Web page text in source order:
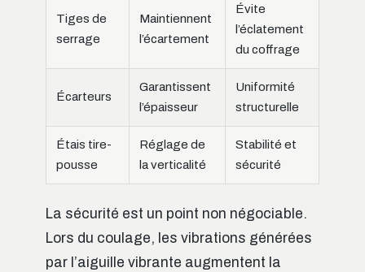
Tiges de
serrage
Maintiennent
l’écartement
Évite
l’éclatement
du coffrage
Écarteurs
Garantissent
l’épaisseur
Uniformité
structurelle
Étais tire-
pousse
Réglage de
la verticalité
Stabilité et
sécurité
La sécurité est un point non négociable.
Lors du coulage, les vibrations générées
par l’aiguille vibrante augmentent la